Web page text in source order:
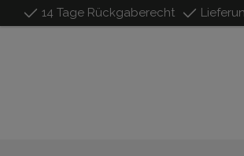
springen
14 Tage Rückgaberecht